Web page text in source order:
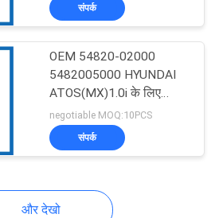
बूट
संपर्क
OEM 54820-02000
5482005000 HYUNDAI
ATOS(MX)1.0i के लिए
स्टेबलाइजर लिंक
negotiable MOQ:10PCS
संपर्क
और देखो